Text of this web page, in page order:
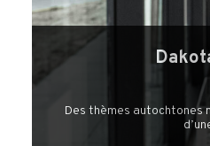
Des thèmes autochtones